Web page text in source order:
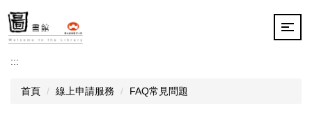
跳
到
主
內
:::
首頁 線上申請服務 FAQ常見問題